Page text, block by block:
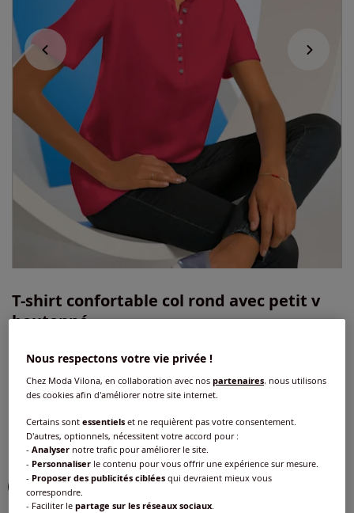
T-shirt confortable col rond avec petit v
boutonné
Réf : 537.095.052 4.5
Couleur :rouge
Choisir une couleur :
Nous respectons votre vie privée !
Chez Moda Vilona, en collaboration avec nospartenaires, nous utilisons
des cookies afin d'améliorer notre site internet.
Certains sontessentiels et ne requièrent pas votre consentement.
D'autres, optionnels, nécessitent votre accord pour :
-Analyser notre trafic pour améliorer le site.
- Personnaliser le contenu pour vous offrir une expérience sur mesure.
- Proposer des publicités ciblées qui devraient mieux vous
correspondre.
- Faciliter lepartage sur les réseaux sociaux